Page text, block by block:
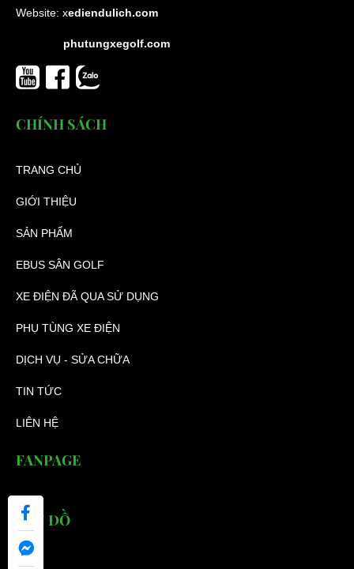
Website: xediendulich.com
phutungxegolf.com
CHÍNH SÁCH
TRANG CHỦ
GIỚI THIỆU
SẢN PHẨM
EBUS SÂN GOLF
XE ĐIỆN ĐÃ QUA SỬ DỤNG
PHỤ TÙNG XE ĐIỆN
DỊCH VỤ - SỬA CHỮA
TIN TỨC
LIÊN HỆ
FANPAGE
BẢN ĐỒ